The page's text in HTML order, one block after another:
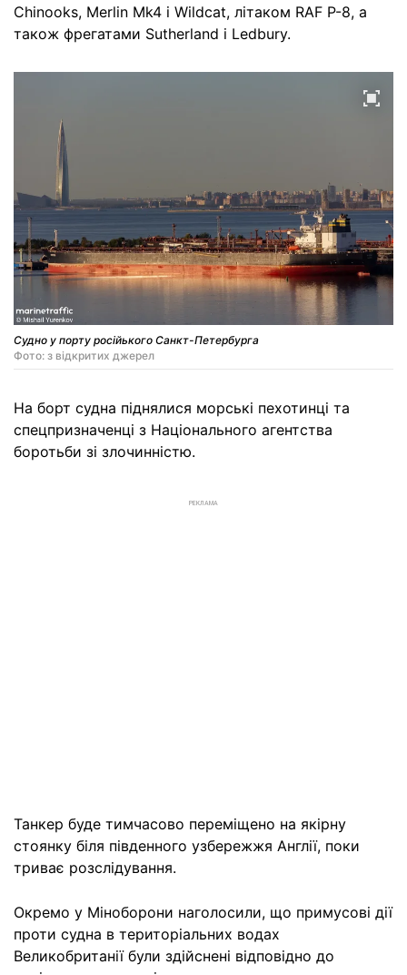
Chinooks, Merlin Mk4 і Wildcat, літаком RAF P-8, а
також фрегатами Sutherland і Ledbury.
Судно у порту російького Санкт-Петербурга
Фото: з відкритих джерел
На борт судна піднялися морські пехотинці та
спецпризначенці з Національного агентства
боротьби зі злочинністю.
РЕКЛАМА
Танкер буде тимчасово переміщено на якірну
стоянку біля південного узбережжя Англії, поки
триває розслідування.
Окремо у Міноборони наголосили, що примусові дії
проти судна в територіальних водах
Великобританії були здійснені відповідно до